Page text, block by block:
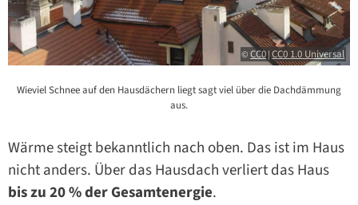
©CC0|CC0 1.0 Universal
Wieviel Schnee auf den Hausdächern liegt sagt viel über die Dachdämmung
aus.
Wärme steigt bekanntlich nach oben. Das ist im Haus
nicht anders. Über das Hausdach verliert das Haus
bis zu 20 % der Gesamtenergie.